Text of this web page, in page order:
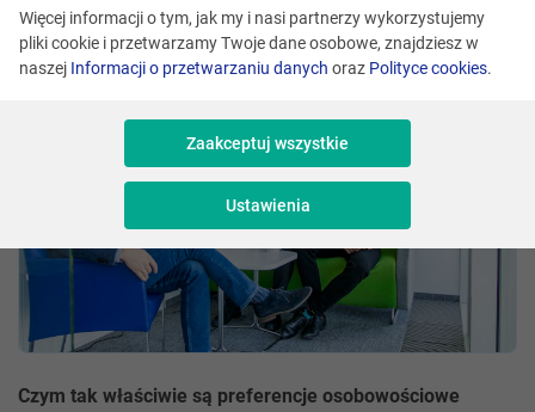
Udostępnij
Czym tak właściwie są preferencje osobowościowe
Więcej informacji o tym, jak my i nasi partnerzy wykorzystujemy
pliki cookie i przetwarzamy Twoje dane osobowe, znajdziesz w
naszej Informacji o przetwarzaniu danych oraz Polityce cookies.
Zaakceptuj wszystkie
Ustawienia